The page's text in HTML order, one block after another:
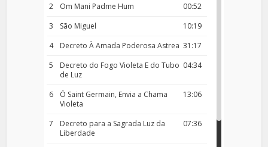
2
00:52
Om Mani Padme Hum
3
10:19
São Miguel
4
31:17
Decreto À Amada Poderosa Astrea
5
04:34
Decreto do Fogo Violeta E do Tubo
de Luz
6
13:06
Ó Saint Germain, Envia a Chama
Violeta
7
07:36
Decreto para a Sagrada Luz da
Liberdade